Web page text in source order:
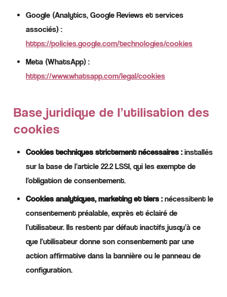
Google (Analytics, Google Reviews et services
associés) :
https://policies.google.com/technologies/cookies
Meta (WhatsApp) :
https://www.whatsapp.com/legal/cookies
Base juridique de l’utilisation des
cookies
Cookies techniques strictement nécessaires : installés
sur la base de l’article 22.2 LSSI, qui les exempte de
l’obligation de consentement.
Cookies analytiques, marketing et tiers : nécessitent le
consentement préalable, exprès et éclairé de
l’utilisateur. Ils restent par défaut inactifs jusqu’à ce
que l’utilisateur donne son consentement par une
action affirmative dans la bannière ou le panneau de
configuration.